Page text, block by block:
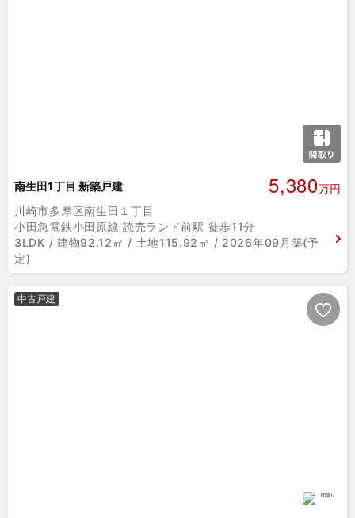
南生田1丁目 新築戸建 5,380万円
川崎市多摩区南生田１丁目
小田急電鉄小田原線 読売ランド前駅 徒歩11分
3LDK / 建物92.12㎡ / 土地115.92㎡ / 2026年09月築(予
定)
中古戸建